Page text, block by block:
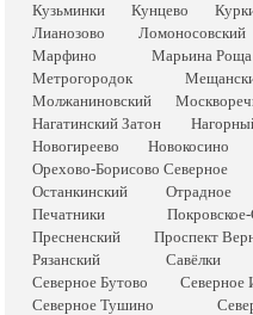
Кузьминки
Кунцево
Лианозово
Ломоносовский
Марфино
Марьина Роща
Метрогородок
Молжаниновский
Нагатинский Затон
Новогиреево
Новокосино
Орехово-Борисово Северное
Останкинский
Отрадное
Печатники
Пресненский
Проспект
Рязанский
Савёлки
Северное Бутово
Северное
Северное Тушино